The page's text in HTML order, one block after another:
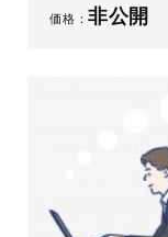
価格：非公開